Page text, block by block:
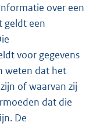
over een
geldt een
voor gegevens
weten dat het
of waarvan zij
dat die
De